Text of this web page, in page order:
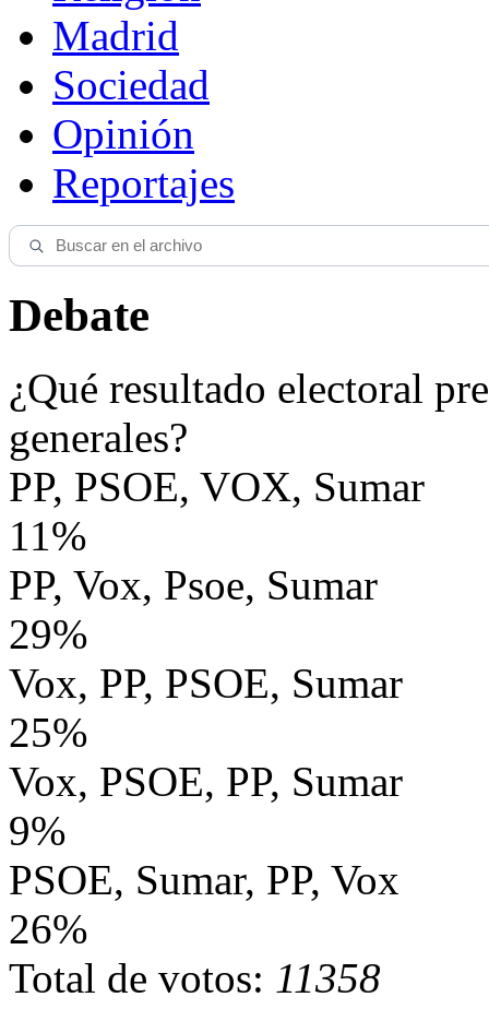
Madrid
Sociedad
Opinión
Reportajes
Debate
¿Qué resultado electoral
generales?
PP, PSOE, VOX, Sumar
11%
PP, Vox, Psoe, Sumar
29%
Vox, PP, PSOE, Sumar
25%
Vox, PSOE, PP, Sumar
9%
PSOE, Sumar, PP, Vox
26%
Total de votos: 11358